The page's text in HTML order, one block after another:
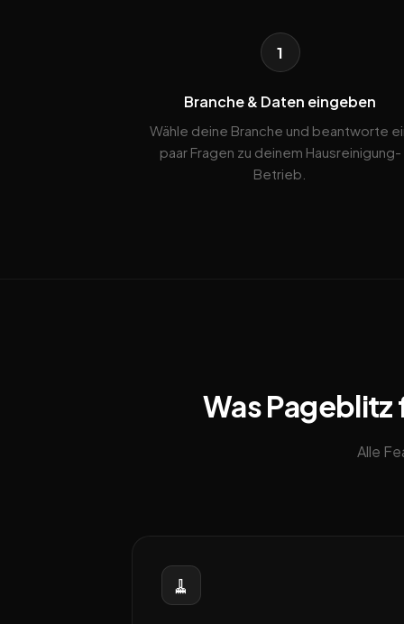
1
Branche & Daten eingeben
Wähle deine Branche und beantworte
paar Fragen zu deinem Hausreinigung-
Betrieb.
Was
Alle
🧹